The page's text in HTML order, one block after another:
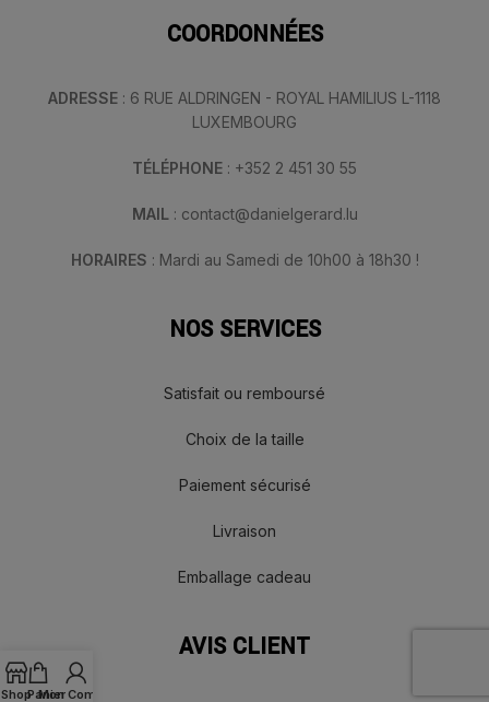
COORDONNÉES
ADRESSE : 6 RUE ALDRINGEN - ROYAL HAMILIUS L-1118
LUXEMBOURG
TÉLÉPHONE : +352 2 451 30 55
MAIL : contact@danielgerard.lu
HORAIRES : Mardi au Samedi de 10h00 à 18h30 !
NOS SERVICES
Satisfait ou remboursé
Choix de la taille
Paiement sécurisé
Livraison
Emballage cadeau
AVIS CLIENT
ShopPanier
Mon Compte